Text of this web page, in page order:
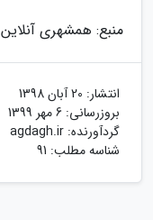
منبع: همشهری آنلاین
انتشار: 20 آبان 1398
بروزرسانی: 6 مهر 1399
گردآورنده: agdagh.ir
شناسه مطلب: 91